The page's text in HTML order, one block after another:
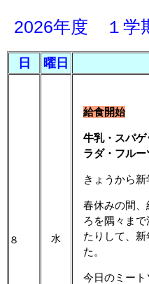
2026年度 １
日 曜日
８ 水
給食開始
牛乳・スパ
ラダ・フル
きょうから新
春休みの間、
ろを隅々ま
たりして、
た。
今日のミー